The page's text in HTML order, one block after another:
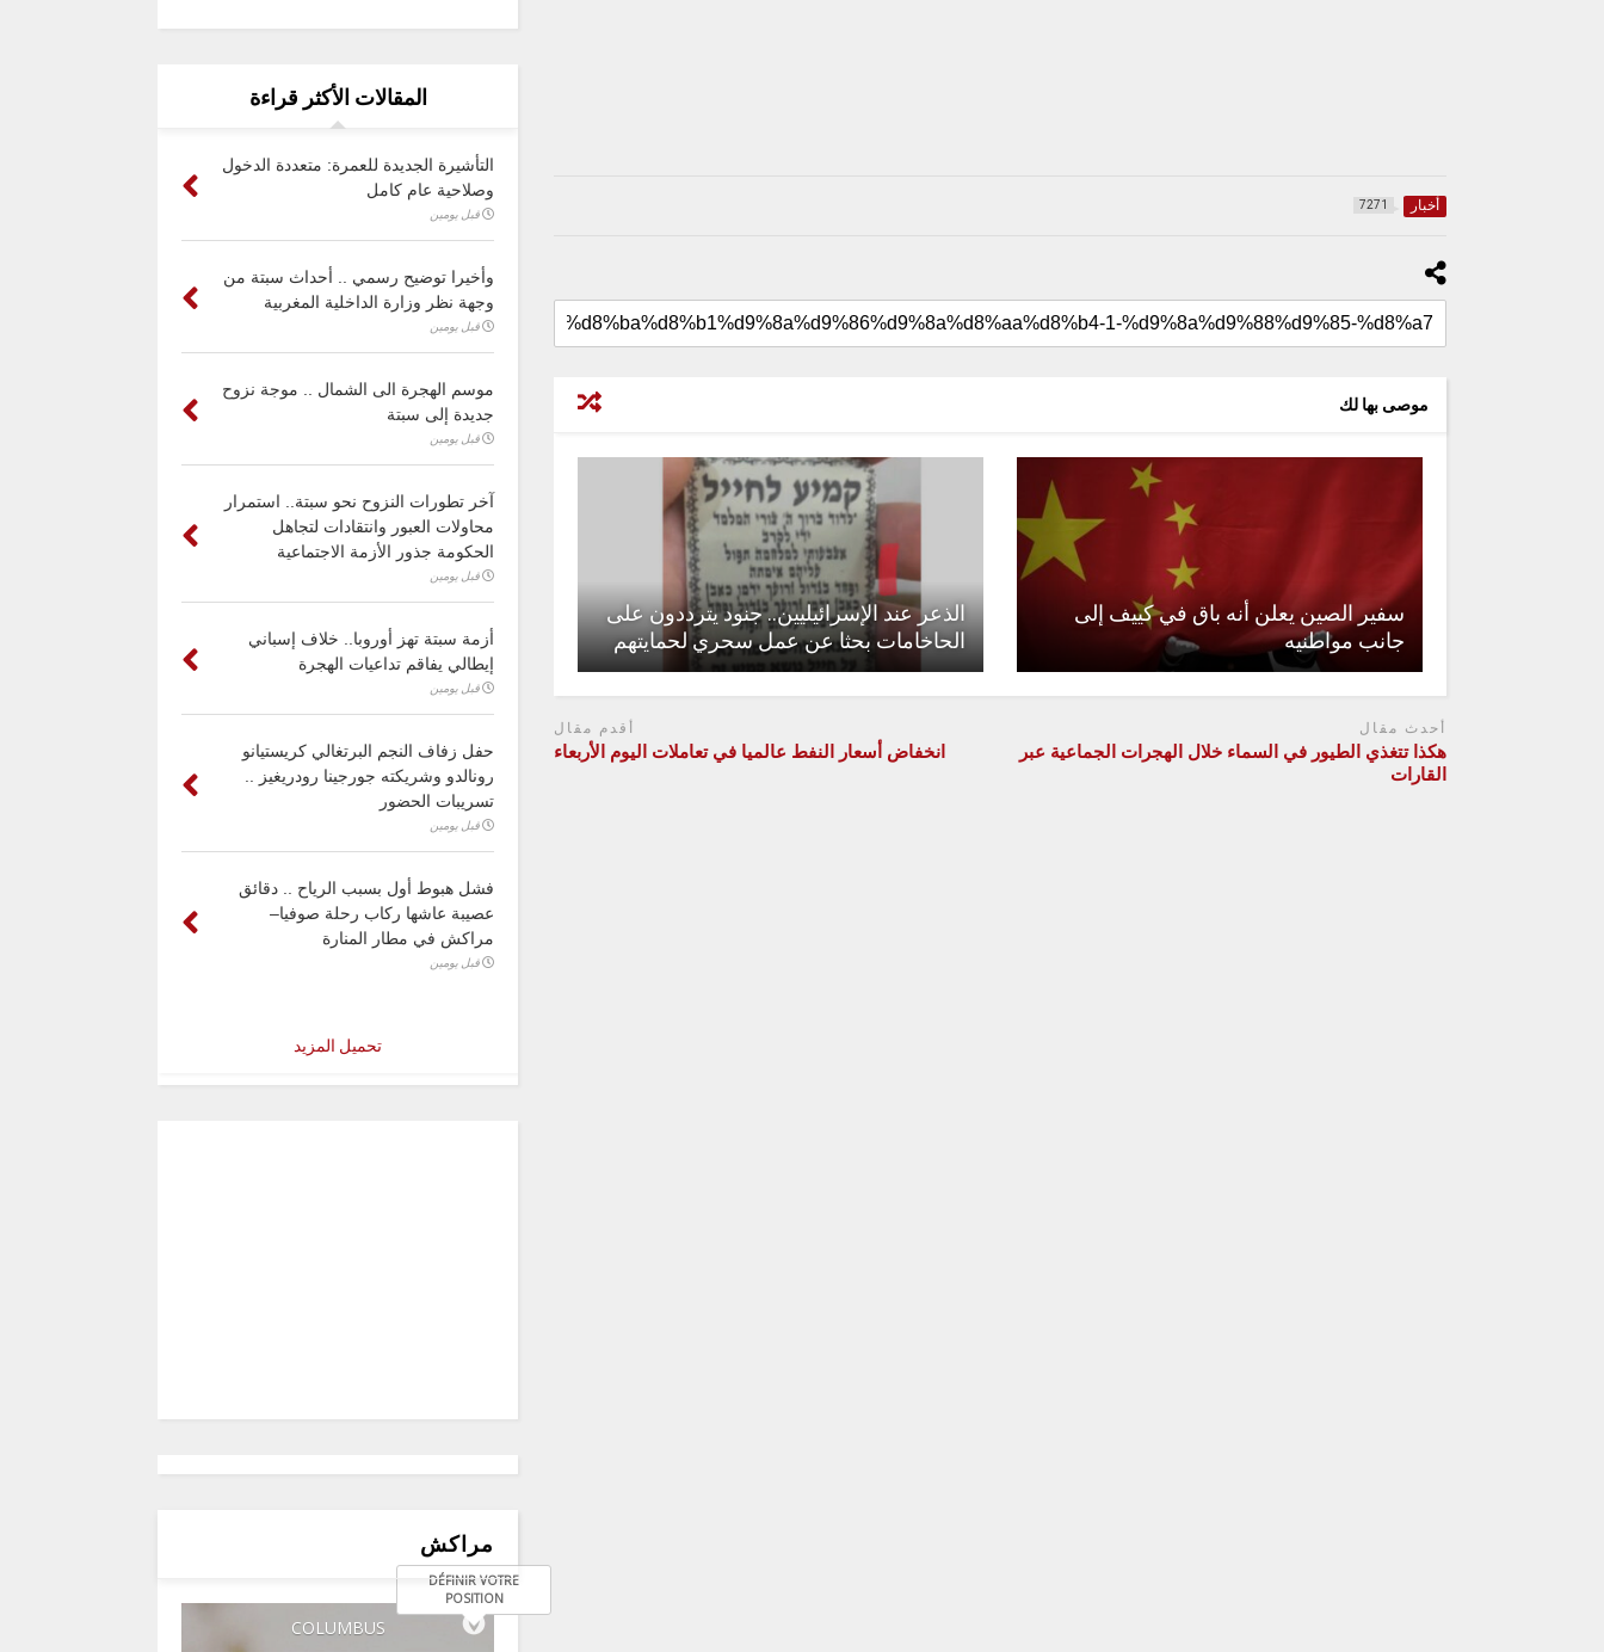
أخبار 7271
موصى بها لك
سفير الصين يعلن أنه باق في كييف إلى
جانب مواطنيه
الذعر عند الإسرائيليين.. جنود يترددون على
الحاخامات بحثا عن عمل سحري لحمايتهم
أحدث مقال
هكذا تتغذي الطيور في السماء خلال الهجرات الجماعية عبر
القارات
أقدم مقال
انخفاض أسعار النفط عالميا في تعاملات اليوم الأربعاء
المقالات الأكثر قراءة
التأشيرة الجديدة للعمرة: متعددة الدخول
وصلاحية عام كامل
قبل يومين
وأخيرا توضيح رسمي .. أحداث سبتة من
وجهة نظر وزارة الداخلية المغربية
قبل يومين
موسم الهجرة الى الشمال .. موجة نزوح
جديدة إلى سبتة
قبل يومين
آخر تطورات النزوح نحو سبتة.. استمرار
محاولات العبور وانتقادات لتجاهل
الحكومة جذور الأزمة الاجتماعية
قبل يومين
أزمة سبتة تهز أوروبا.. خلاف إسباني
إيطالي يفاقم تداعيات الهجرة
قبل يومين
حفل زفاف النجم البرتغالي كريستيانو
رونالدو وشريكته جورجينا رودريغيز ..
تسريبات الحضور
قبل يومين
فشل هبوط أول بسبب الرياح .. دقائق
عصيبة عاشها ركاب رحلة صوفيا–
مراكش في مطار المنارة
قبل يومين
تحميل المزيد
مراكش
COLUMBUS
DÉFINIR VOTRE
POSITION